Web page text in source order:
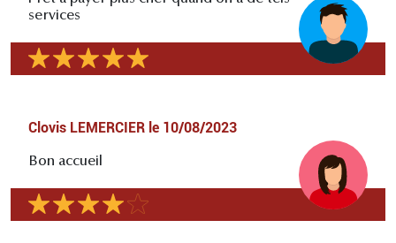
services
Clovis LEMERCIER le 10/08/2023
Bon accueil